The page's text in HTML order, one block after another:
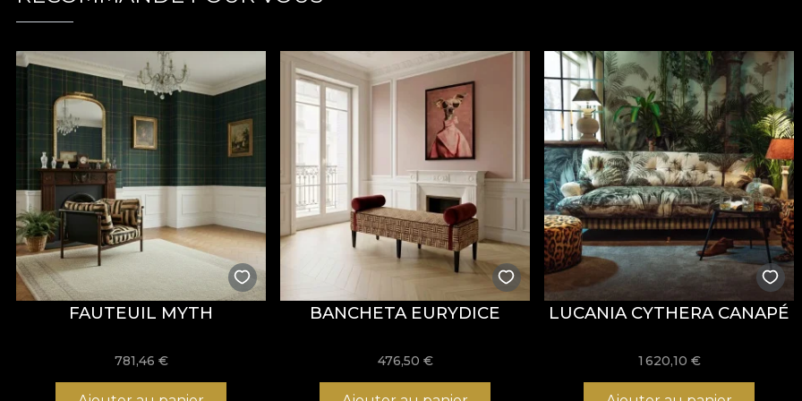
VELVET est un tissu tricoté à la texture douce et à l’allure sophistiquée, pensé pour des intérieurs où le
Le tissu bénéficie d’un traitementWater Repellent et de propriétés Fire Retardant, ce qui le rend adapté
d’aménagement professionnels. Il est certifiéOEKO-TEX Standard 100 etREACH.
Avec une largeur de 142 ± 3 cm, VELVET offre une bonne résistance à l’usure, avec60.000 rubsau test
comportement au boulochage, à la friction humide et sèche, ainsi que par sa conformité au test
Type :tissu tricoté
Composition :
Grammage :300 g/m² ± 5%
Largeur :142 ± 3 cm
Propriétés :
Water Repellent, Fire Retardant
Certifications :
OEKO-TEX Standard 100, REACH
Résistance à l’abrasion :
60.000 rubs
FAUTEUIL MYTH
781,46 €
BANCHETA EURYDICE
476,50 €
LUCANIA CYTHERA CANAPÉ
1 620,10 €